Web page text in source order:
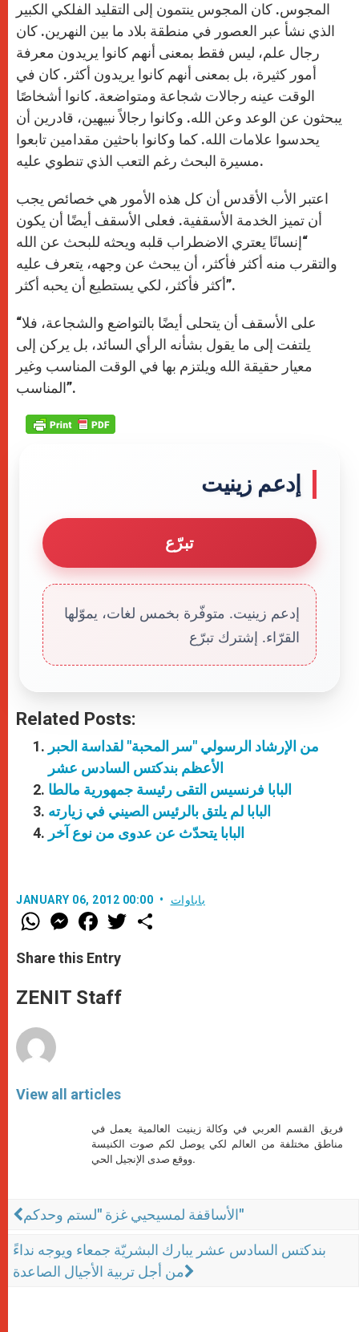
المجوس. كان المجوس ينتمون إلى التقليد الفلكي الكبير
الذي نشأ عبر العصور في منطقة بلاد ما بين النهرين. كان
رجال علم، ليس فقط بمعنى أنهم كانوا يريدون معرفة
أمور كثيرة، بل بمعنى أنهم كانوا يريدون أكثر. كان في
الوقت عينه رجالات شجاعة ومتواضعة. كانوا أشخاصًا
يبحثون عن الوعد وعن الله. وكانوا رجالاً نبيهين، قادرين أن
يحدسوا علامات الله. كما وكانوا باحثين مقدامين تابعوا
مسيرة البحث رغم التعب الذي تنطوي عليه.
اعتبر الأب الأقدس أن كل هذه الأمور هي خصائص يجب
أن تميز الخدمة الأسقفية. فعلى الأسقف أيضًا أن يكون
“إنسانًا يعتري الاضطراب قلبه ويحثه للبحث عن الله
والتقرب منه أكثر فأكثر، أن يبحث عن وجهه، يتعرف عليه
أكثر فأكثر، لكي يستطيع أن يحبه أكثر”.
“على الأسقف أن يتحلى أيضًا بالتواضع والشجاعة، فلا
يلتفت إلى ما يقول بشأنه الرأي السائد، بل يركن إلى
معيار حقيقة الله ويلتزم بها في الوقت المناسب وغير
المناسب”.
إدعم زينيت
تبرّع
إدعم زينيت. متوفّرة بخمس لغات، يموّلها
القرّاء. إشترك تبرّع
Related Posts:
من الإرشاد الرسولي "سر المحبة" لقداسة الحبر
الأعظم بندكتس السادس عشر
البابا فرنسيس التقى رئيسة جمهورية مالطا
البابا لم يلتق بالرئيس الصيني في زيارته
البابا يتحدّث عن عدوى من نوع آخر
JANUARY 06, 2012 00:00 باباوات
W
h
t
s
p
p
M
e
s
e
g
e
F
a
e
b
o
k
w
Share this Entry
ZENIT Staff
View all articles
فريق القسم العربي في وكالة زينيت العالمية يعمل في
مناطق مختلفة من العالم لكي يوصل لكم صوت الكنيسة
ووقع صدى الإنجيل الحي.
الأساقفة لمسيحيي غزة "لستم وحدكم"
بندكتس السادس عشر يبارك البشريّة جمعاء ويوجه نداءً
من أجل تربية الأجيال الصاعدة